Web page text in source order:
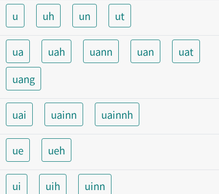
u uh un ut
ua uah uann uan
uat
uang
uai uainn uainnh
ue ueh
ui uih uinn